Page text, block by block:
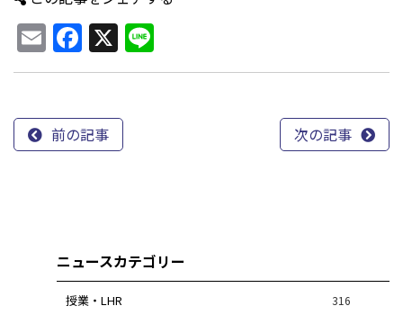
EmailFacebook
X
前の記事 次の記事
ニュースカテゴリー
授業・LHR 316